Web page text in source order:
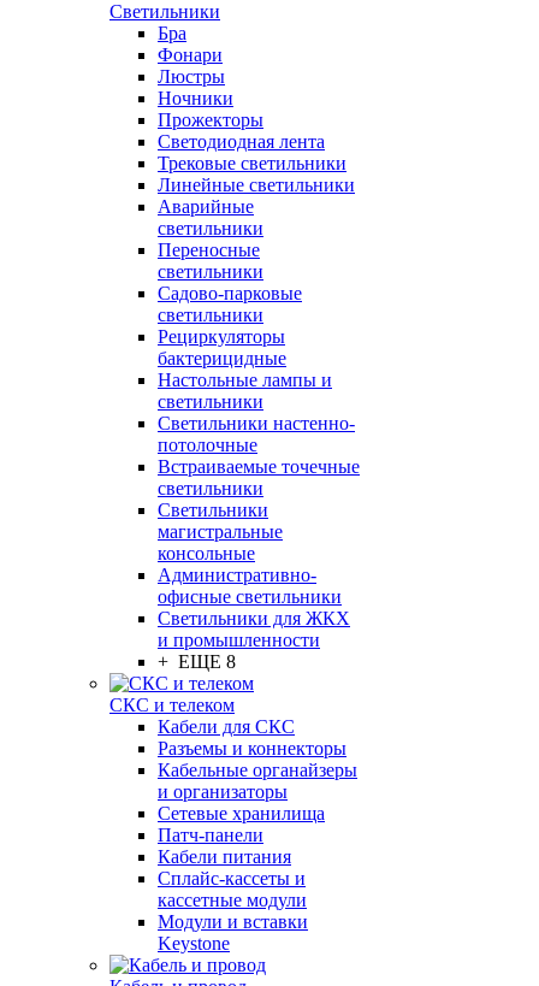
Светильники
Бра
Фонари
Люстры
Ночники
Прожекторы
Светодиодная лента
Трековые светильники
Линейные светильники
Аварийные
светильники
Переносные
светильники
Садово-парковые
светильники
Рециркуляторы
бактерицидные
Настольные лампы и
светильники
Светильники настенно-
потолочные
Встраиваемые точечные
светильники
Светильники
магистральные
консольные
Административно-
офисные светильники
Светильники для ЖКХ
и промышленности
+ ЕЩЕ 8
СКС и телеком
Кабели для СКС
Разъемы и коннекторы
Кабельные органайзеры
и организаторы
Сетевые хранилища
Патч-панели
Кабели питания
Сплайс-кассеты и
кассетные модули
Модули и вставки
Keystone